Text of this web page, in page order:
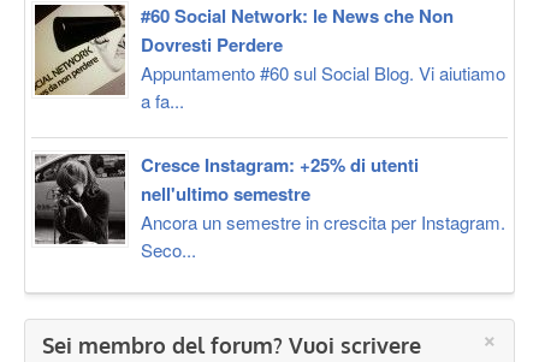
#60 Social Network: le News che Non
Dovresti Perdere
Appuntamento #60 sul Social Blog. Vi aiutiamo
a fa...
Cresce Instagram: +25% di utenti
nell'ultimo semestre
Ancora un semestre in crescita per Instagram.
Seco...
×
Sei membro del forum? Vuoi scrivere